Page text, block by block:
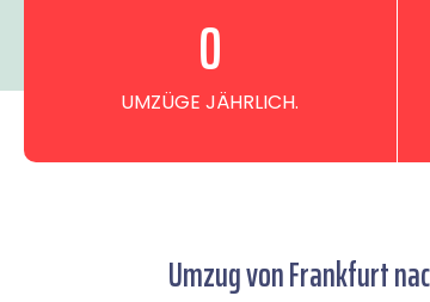
UMZÜGE JÄHRLICH.
0
Umzug von Frankfurt